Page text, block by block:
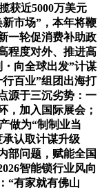
获近5000万美元
市场”，本年将鞭
一轮促消费补助政
程度对外、推进高
向全球出发”计谋
百业”组团出海打
源于三沉劣势：一
，加入国际展会；
做为“制制业当
认取计谋升级
部问题，赋能全国
智能锁行业风向
“有家就有佛山